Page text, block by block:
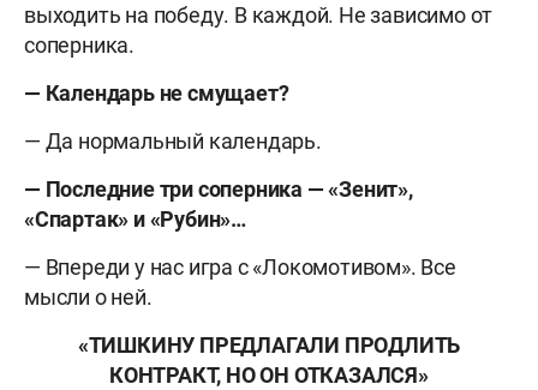
выходить на победу. В каждой. Не зависимо от
соперника.
— Календарь не смущает?
— Да нормальный календарь.
— Последние три соперника — «Зенит»,
«Спартак» и «Рубин»…
— Впереди у нас игра с «Локомотивом». Все
мысли о ней.
«ТИШКИНУ ПРЕДЛАГАЛИ ПРОДЛИТЬ
КОНТРАКТ, НО ОН ОТКАЗАЛСЯ»